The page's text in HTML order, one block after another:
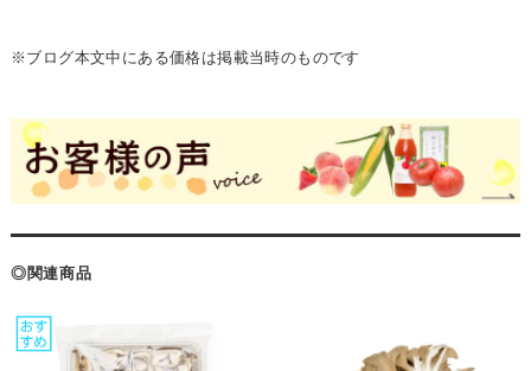
※ブログ本文中にある価格は掲載当時のものです
◎関連商品